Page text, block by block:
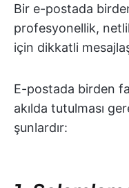
Bir e-postada
profesyonellik,
için dikkatli
E-postada birden
akılda tutulması
şunlardır: